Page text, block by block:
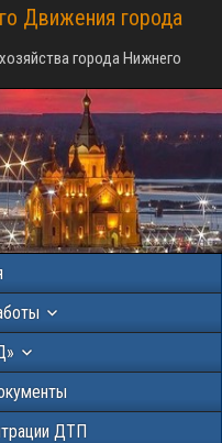
Движения города
города Нижнего
ДТП